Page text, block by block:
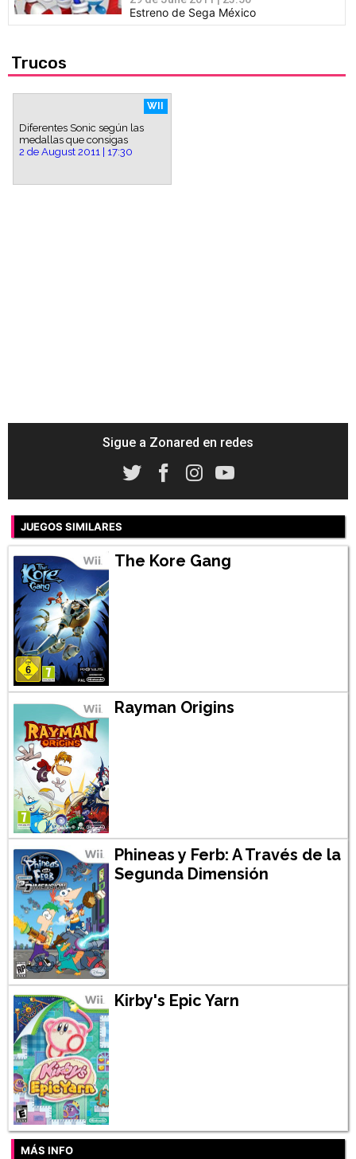
Estreno de Sega México
Trucos
WII
Diferentes Sonic según las
medallas que consigas
2 de August 2011 | 17:30
Sigue a Zonared en redes
JUEGOS SIMILARES
The Kore Gang
Rayman Origins
Phineas y Ferb: A Través de la
Segunda Dimensión
Kirby's Epic Yarn
MÁS INFO